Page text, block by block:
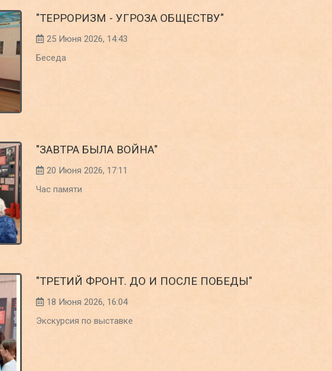
"ТЕРРОРИЗМ - УГРОЗА ОБЩЕСТВУ"
25 Июня 2026, 14:43
Беседа
"ЗАВТРА БЫЛА ВОЙНА"
20 Июня 2026, 17:11
Час памяти
"ТРЕТИЙ ФРОНТ. ДО И ПОСЛЕ ПОБЕДЫ"
18 Июня 2026, 16:04
Экскурсия по выставке